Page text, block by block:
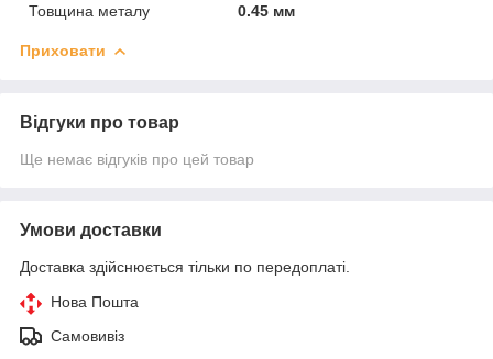
Товщина металу
0.45 мм
Приховати
Відгуки про товар
Ще немає відгуків про цей товар
Умови доставки
Доставка здійснюється тільки по передоплаті.
Нова Пошта
Самовивіз